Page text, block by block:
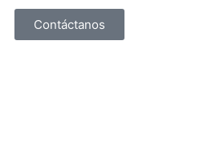
Contáctanos